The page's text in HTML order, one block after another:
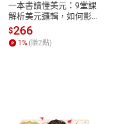
一本書讀懂美元：9堂課
解析美元邏輯，如何影響
全球經濟和每個人的投資
【電子書】
$266
1% (賺2點)